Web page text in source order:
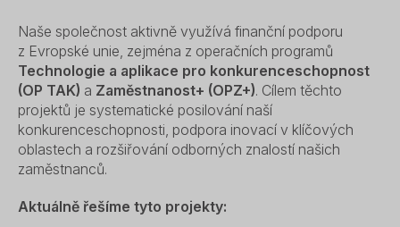
Naše společnost aktivně využívá finanční podporu
z Evropské unie, zejména z operačních programů
Technologie a aplikace pro konkurenceschopnost
(OP TAK) a Zaměstnanost+ (OPZ+). Cílem těchto
projektů je systematické posilování naší
konkurenceschopnosti, podpora inovací v klíčových
oblastech a rozšiřování odborných znalostí našich
zaměstnanců.
Aktuálně řešíme tyto projekty: